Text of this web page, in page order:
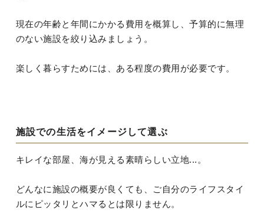
現在の年齢と年間にかかる費用を概算し、予算的に無理
のない施設を絞り込みましょう。
楽しく暮らすためには、ある程度の費用が必要です。
施設での生活をイメージして選ぶ
キレイな部屋、海が見える素晴らしい立地...。
どんなに施設の概要が良くても、ご自分のライフスタイ
ルにピッタリとハマるとは限りません。